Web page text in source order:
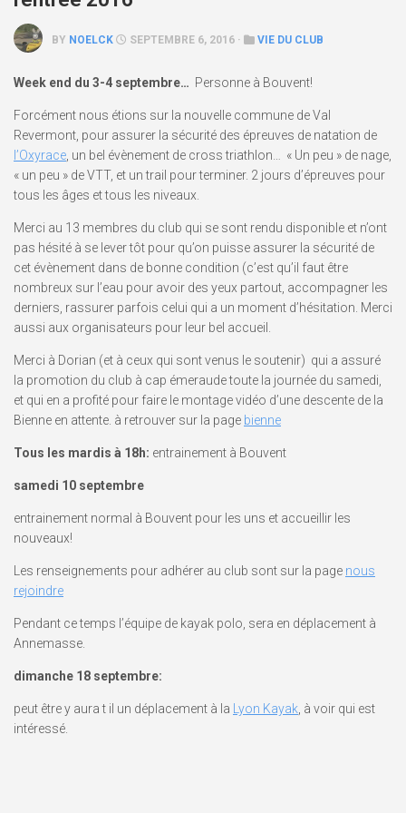
BY NOELCK SEPTEMBRE 6, 2016 · VIE DU CLUB
Week end du 3-4 septembre… Personne à Bouvent!
Forcément nous étions sur la nouvelle commune de Val
Revermont, pour assurer la sécurité des épreuves de natation de
l’Oxyrace, un bel évènement de cross triathlon… « Un peu » de nage,
« un peu » de VTT, et un trail pour terminer. 2 jours d’épreuves pour
tous les âges et tous les niveaux.
Merci au 13 membres du club qui se sont rendu disponible et n’ont
pas hésité à se lever tôt pour qu’on puisse assurer la sécurité de
cet évènement dans de bonne condition (c’est qu’il faut être
nombreux sur l’eau pour avoir des yeux partout, accompagner les
derniers, rassurer parfois celui qui a un moment d’hésitation. Merci
aussi aux organisateurs pour leur bel accueil.
Merci à Dorian (et à ceux qui sont venus le soutenir) qui a assuré
la promotion du club à cap émeraude toute la journée du samedi,
et qui en a profité pour faire le montage vidéo d’une descente de la
Bienne en attente. à retrouver sur la page bienne
Tous les mardis à 18h: entrainement à Bouvent
samedi 10 septembre
entrainement normal à Bouvent pour les uns et accueillir les
nouveaux!
Les renseignements pour adhérer au club sont sur la page nous
rejoindre
Pendant ce temps l’équipe de kayak polo, sera en déplacement à
Annemasse.
dimanche 18 septembre:
peut être y aura t il un déplacement à la Lyon Kayak, à voir qui est
intéressé.